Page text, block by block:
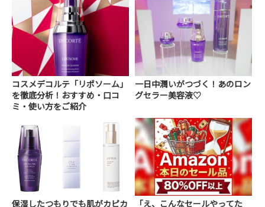
コスメデコルテ「リポソーム」
を徹底分析！おすすめ・口コ
ミ・使い方をご紹介
一日中潤いがつづく！あのロン
グセラー美容液♡
保湿したつもりでも肌がカピカ
「え、こんなセールやってた